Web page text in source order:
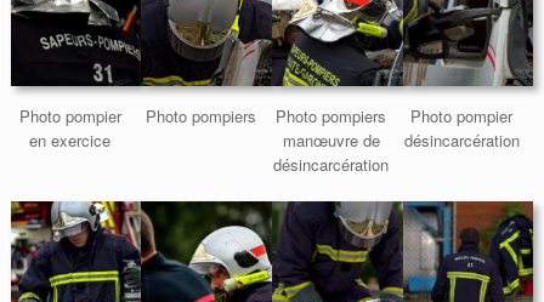
Photo pompier
en exercice
Photo pompiers
Photo pompiers
manœuvre de
désincarcération
Photo pompier
désincarcération